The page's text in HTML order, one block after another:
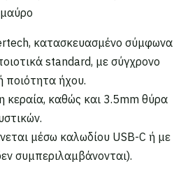
κατασκευασμένο σύμφωνα
standard, με σύγχρονο
ποιότητα ήχου.
κεραία, καθώς και 3.5mm θύρα
μέσω καλωδίου USB-C ή με
συμπεριλαμβάνονται).